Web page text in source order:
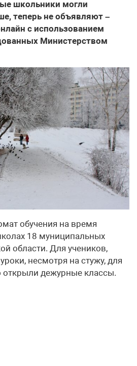
школьники могли
теперь не объявляют –
с использованием
Министерством
обучения на время
18 муниципальных
области. Для учеников,
несмотря на стужу, для
открыли дежурные классы.